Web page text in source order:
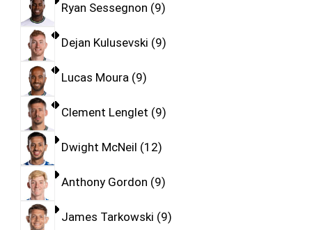
Ryan Sessegnon 9
Dejan Kulusevski 9
Lucas Moura 9
Clement Lenglet 9
Dwight McNeil 12
Anthony Gordon 9
James Tarkowski 9